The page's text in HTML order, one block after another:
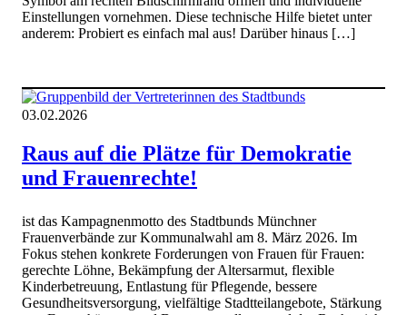
Einstellungen vornehmen. Diese technische Hilfe bietet unter
anderem: Probiert es einfach mal aus! Darüber hinaus […]
03.02.2026
Raus auf die Plätze für Demokratie
und Frauenrechte!
ist das Kampagnenmotto des Stadtbunds Münchner
Frauenverbände zur Kommunalwahl am 8. März 2026. Im
Fokus stehen konkrete Forderungen von Frauen für Frauen:
gerechte Löhne, Bekämpfung der Altersarmut, flexible
Kinderbetreuung, Entlastung für Pflegende, bessere
Gesundheitsversorgung, vielfältige Stadtteilangebote, Stärkung